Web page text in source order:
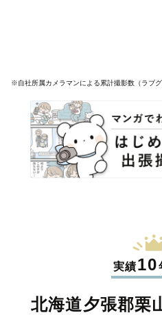
※自社所属カメラマンによる累計撮影数（ラブ
実績10
北海道夕張郡栗